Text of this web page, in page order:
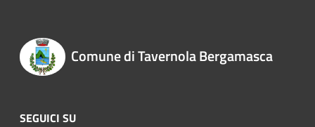
Comune di Tavernola Bergamasca
SEGUICI SU